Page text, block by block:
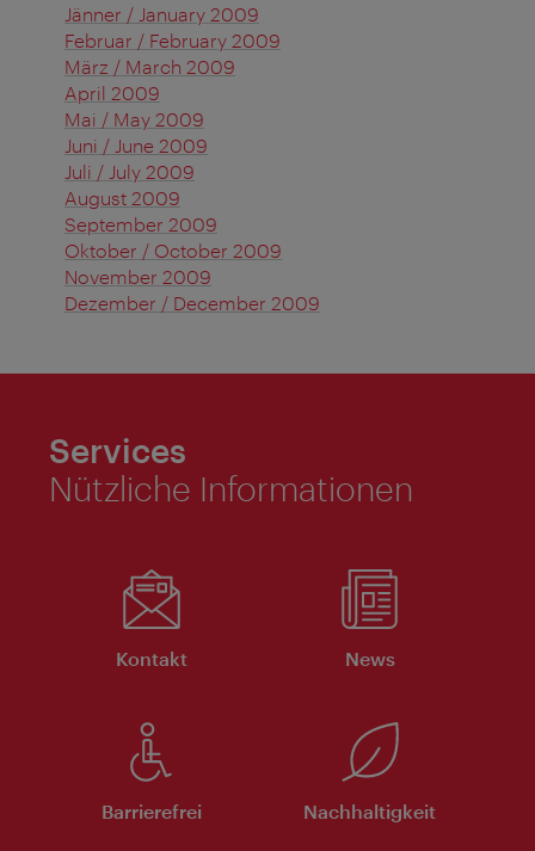
Jänner / January 2009
Februar / February 2009
März / March 2009
April 2009
Mai / May 2009
Juni / June 2009
Juli / July 2009
August 2009
September 2009
Oktober / October 2009
November 2009
Dezember / December 2009
Services
Nützliche Informationen
Kontakt News
Barrierefrei Nachhaltigkeit